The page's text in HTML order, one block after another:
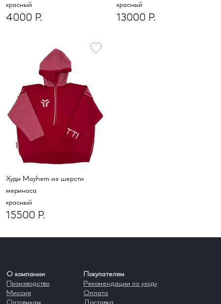
красный
4000 Р.
красный
13000 Р.
Худи Mayhem из шерсти
мериноса
красный
15500 Р.
О компании
Производство
Миссия
Покупателям
Рекомендации по уходу
Оплата